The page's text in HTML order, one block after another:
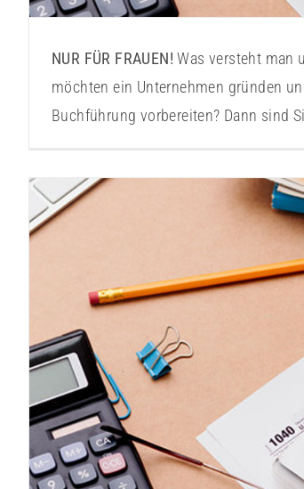
NUR FÜR FRAUEN!Was versteht man
möchten ein Unternehmen gründen
Buchführung vorbereiten? Dann sind
Buchhaltung